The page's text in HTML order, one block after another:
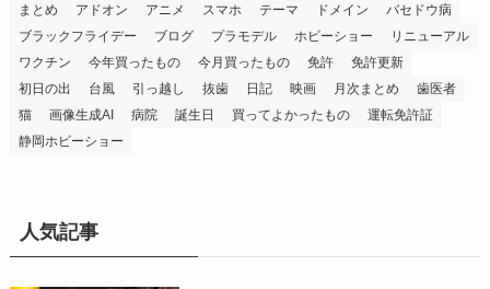
まとめ
アドオン アニメ スマホ テーマ ドメイン
バセドウ病
ブラックフライデー
ブログ プラモデル ホビーショー
リニューアル
ワクチン
今年買ったもの 今月買ったもの 免許
免許更新
初日の出
台風 引っ越し 抜歯 日記 映画 月次まとめ
歯医者
猫
画像生成AI 病院 誕生日 買ってよかったもの
運転免許証
静岡ホビーショー
人気記事